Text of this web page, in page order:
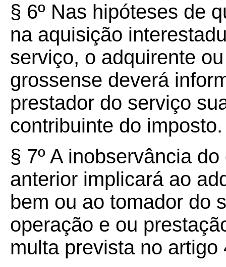
§ 6º Nas hipóteses de
na aquisição
serviço, o adquirente
grossense deverá
prestador do serviço
contribuinte do imposto.
§ 7º A inobservância
anterior implicará ao
bem ou ao tomador do
operação e ou
multa prevista no artigo